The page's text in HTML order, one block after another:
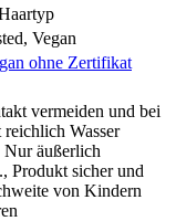
Vegan
ohne Zertifikat
vermeiden und bei
Wasser
Nur äußerlich
Produkt sicher und
von Kindern